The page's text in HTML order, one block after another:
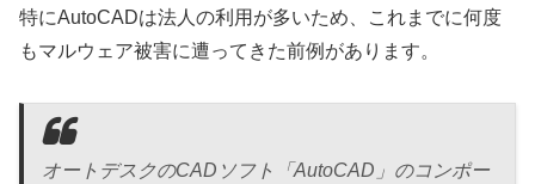
特にAutoCADは法人の利用が多いため、これまでに何度
もマルウェア被害に遭ってきた前例があります。
オートデスクのCADソフト「AutoCAD」のコンポー